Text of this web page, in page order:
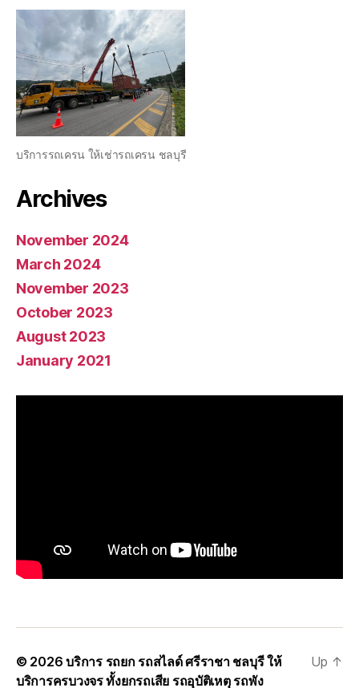
บริการรถเครน ให้เช่ารถเครน ชลบุรี
Archives
November 2024
March 2024
November 2023
October 2023
August 2023
January 2021
© 2026บริการ รถยก รถสไลด์ ศรีราชา ชลบุรี ให้
บริการครบวงจร ทั้งยกรถเสีย รถอุบัติเหตุ รถพัง
Up ↑